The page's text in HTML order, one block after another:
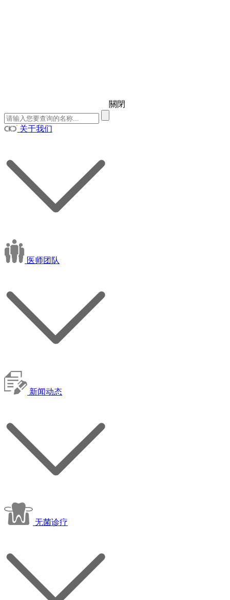
關閉
关于我们
医师团队
新闻动态
无菌诊疗